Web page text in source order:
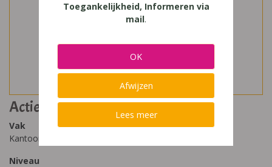
Actie! 5-6 Office
Vak
Kantoor, Verkoop
Niveau
Toegankelijkheid, Informeren via
mail.
OK
Afwijzen
Lees meer